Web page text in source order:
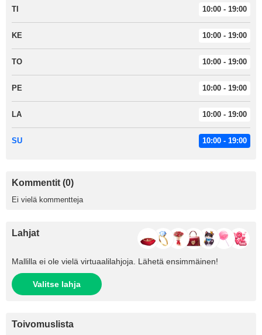
TI 10:00 - 19:00
KE 10:00 - 19:00
TO 10:00 - 19:00
PE 10:00 - 19:00
LA 10:00 - 19:00
SU 10:00 - 19:00
Kommentit (0)
Ei vielä kommentteja
Lahjat
Mallilla ei ole vielä virtuaalilahjoja. Lähetä ensimmäinen!
Valitse lahja
Toivomuslista